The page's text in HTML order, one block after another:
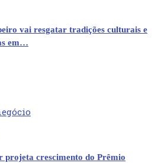
vai resgatar tradições culturais e
em…
projeta crescimento do Prêmio